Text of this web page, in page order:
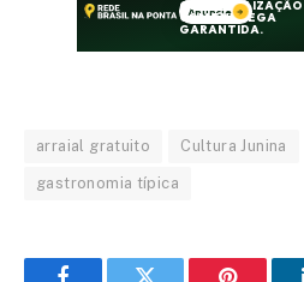
arraial gratuito Cultura Junina
gastronomia típica